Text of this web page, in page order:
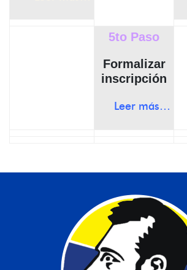
5to Paso
Formalizar
inscripción
Leer más…